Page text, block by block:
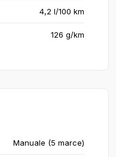
4,2 l/100 km
126 g/km
Manuale (5 marce)